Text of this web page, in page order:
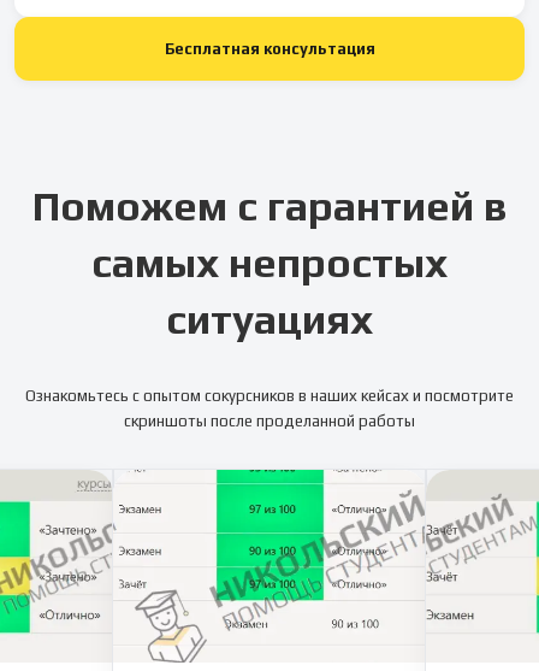
Бесплатная консультация
Поможем с гарантией в
самых непростых
ситуациях
Ознакомьтесь с опытом сокурсников в наших кейсах и посмотрите
скриншоты после проделанной работы